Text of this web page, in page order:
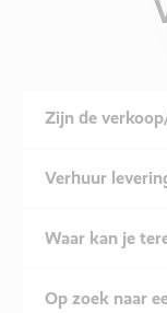
Zijn de
Verhuur
Waar kan je
Op zoek naar